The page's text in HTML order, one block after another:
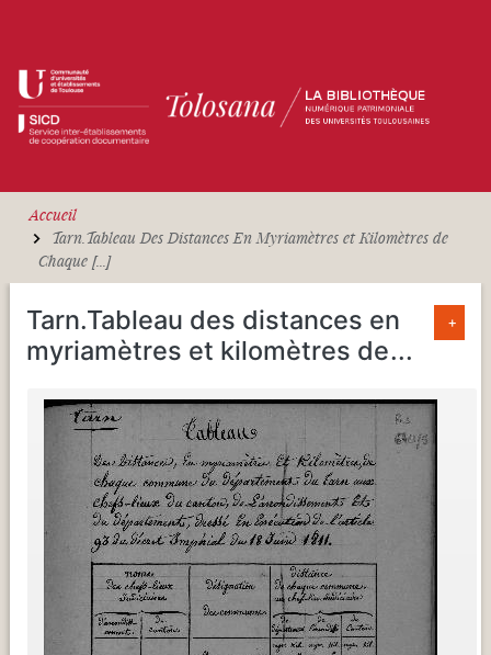
Accueil
Tarn.Tableau Des Distances En Myriamètres et Kilomètres de
Chaque [...]
Tarn.Tableau des distances en
myriamètres et kilomètres de...
+